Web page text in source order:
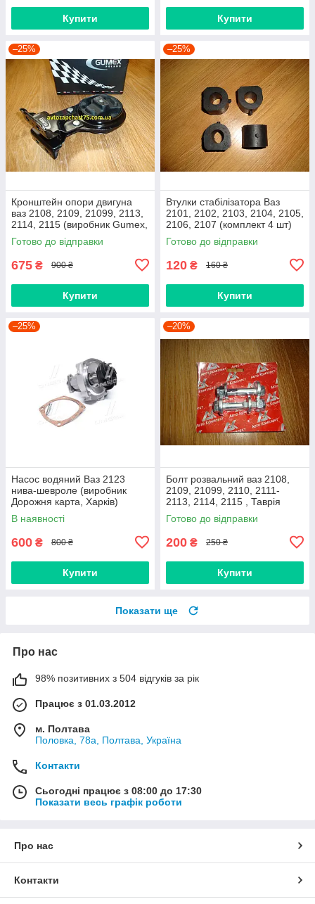
Купити Купити
–25%
Кронштейн опори двигуна
ваз 2108, 2109, 21099, 2113,
2114, 2115 (виробник Gumex,
Польща)
Готово до відправки
675 ₴ 900 ₴
Купити
–25%
Втулки стабілізатора Ваз
2101, 2102, 2103, 2104, 2105,
2106, 2107 (комплект 4 шт)
виробник Gumex, Польща
Готово до відправки
120 ₴ 160 ₴
Купити
–25%
Насос водяний Ваз 2123
нива-шевроле (виробник
Дорожня карта, Харків)
В наявності
600 ₴ 800 ₴
Купити
–20%
Болт розвальний ваз 2108,
2109, 21099, 2110, 2111-
2113, 2114, 2115 , Таврія
М12х60, стойки передньої
(Авто Комплект)
Готово до відправки
200 ₴ 250 ₴
Купити
Показати ще
Про нас
98% позитивних з 504 відгуків за рік
Працює з 01.03.2012
м. Полтава
Половка, 78а, Полтава, Україна
Контакти
Сьогодні працює з 08:00 до 17:30
Показати весь графік роботи
Про нас
Контакти